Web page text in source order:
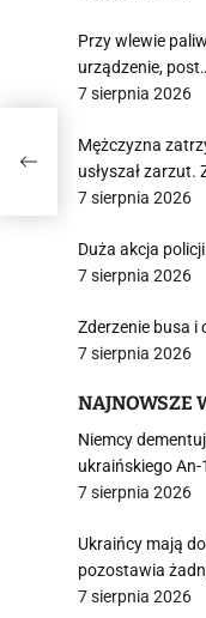
Przy wlewie
urządzenie,
7 sierpnia 2026
Mężczyzna
usłyszał zarzut.
7 sierpnia 2026
Duża akcja
7 sierpnia 2026
Zderzenie busa i
7 sierpnia 2026
NAJNOWSZE
Niemcy
ukraińskiego An-
7 sierpnia 2026
Ukraińcy mają
pozostawia
7 sierpnia 2026